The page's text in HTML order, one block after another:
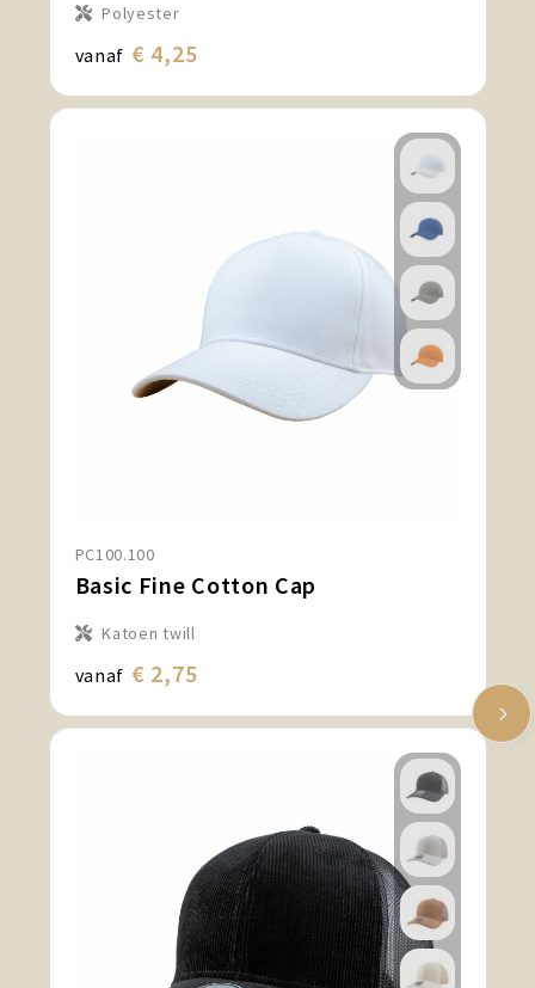
Polyester
vanaf € 4,25
PC100.100
Basic Fine Cotton Cap
Katoen twill
vanaf € 2,75